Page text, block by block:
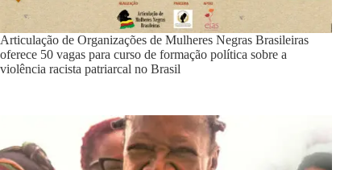
Articulação de Organizações de Mulheres Negras Brasileiras
oferece 50 vagas para curso de formação política sobre a
violência racista patriarcal no Brasil